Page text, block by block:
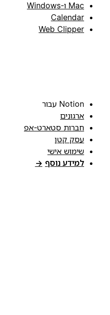
Mac ו-Windows
Calendar
Web Clipper
Notion עבור
ארגונים
חברות סטארט-אפ
עסק קטן
שימוש אישי
למידע נוסף →